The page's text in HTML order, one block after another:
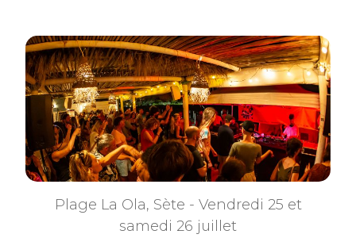
Plage La Ola, Sète - Vendredi 25 et
samedi 26 juillet